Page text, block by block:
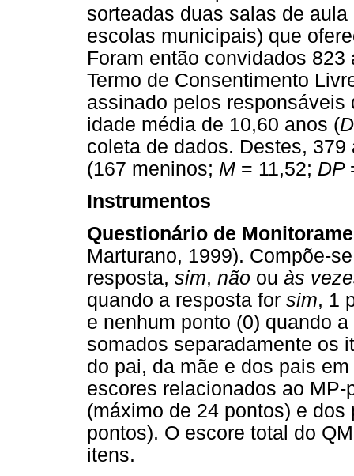
sorteadas duas salas de
escolas municipais) que
Foram então convidados
Termo de Consentimento
assinado pelos
idade média de 10,60 anos (
coleta de dados. Destes,
(167 meninos; M = 11,52; DP
Instrumentos
Questionário de
Marturano, 1999). Compõe-
resposta, sim, não ou às
quando a resposta for sim, 1
e nenhum ponto (0) quando
somados separadamente os
do pai, da mãe e dos pais
escores relacionados ao
(máximo de 24 pontos) e
pontos). O escore total do
itens.